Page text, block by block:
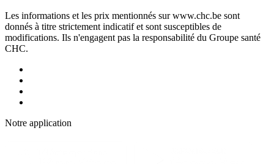
Les informations et les prix mentionnés sur www.chc.be sont
donnés à titre strictement indicatif et sont susceptibles de
modifications. Ils n'engagent pas la responsabilité du Groupe santé
CHC.
Notre application